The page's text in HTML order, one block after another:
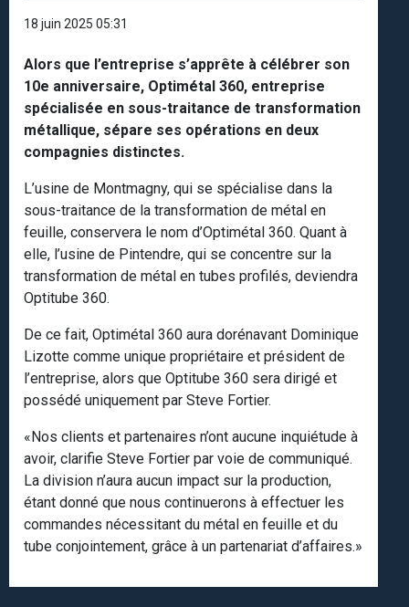
18 juin 2025 05:31
Alors que l’entreprise s’apprête à célébrer son
10e anniversaire, Optimétal 360, entreprise
spécialisée en sous-traitance de transformation
métallique, sépare ses opérations en deux
compagnies distinctes.
L’usine de Montmagny, qui se spécialise dans la
sous-traitance de la transformation de métal en
feuille, conservera le nom d’Optimétal 360. Quant à
elle, l’usine de Pintendre, qui se concentre sur la
transformation de métal en tubes profilés, deviendra
Optitube 360.
De ce fait, Optimétal 360 aura dorénavant Dominique
Lizotte comme unique propriétaire et président de
l’entreprise, alors que Optitube 360 sera dirigé et
possédé uniquement par Steve Fortier.
«Nos clients et partenaires n’ont aucune inquiétude à
avoir, clarifie Steve Fortier par voie de communiqué.
La division n’aura aucun impact sur la production,
étant donné que nous continuerons à effectuer les
commandes nécessitant du métal en feuille et du
tube conjointement, grâce à un partenariat d’affaires.»